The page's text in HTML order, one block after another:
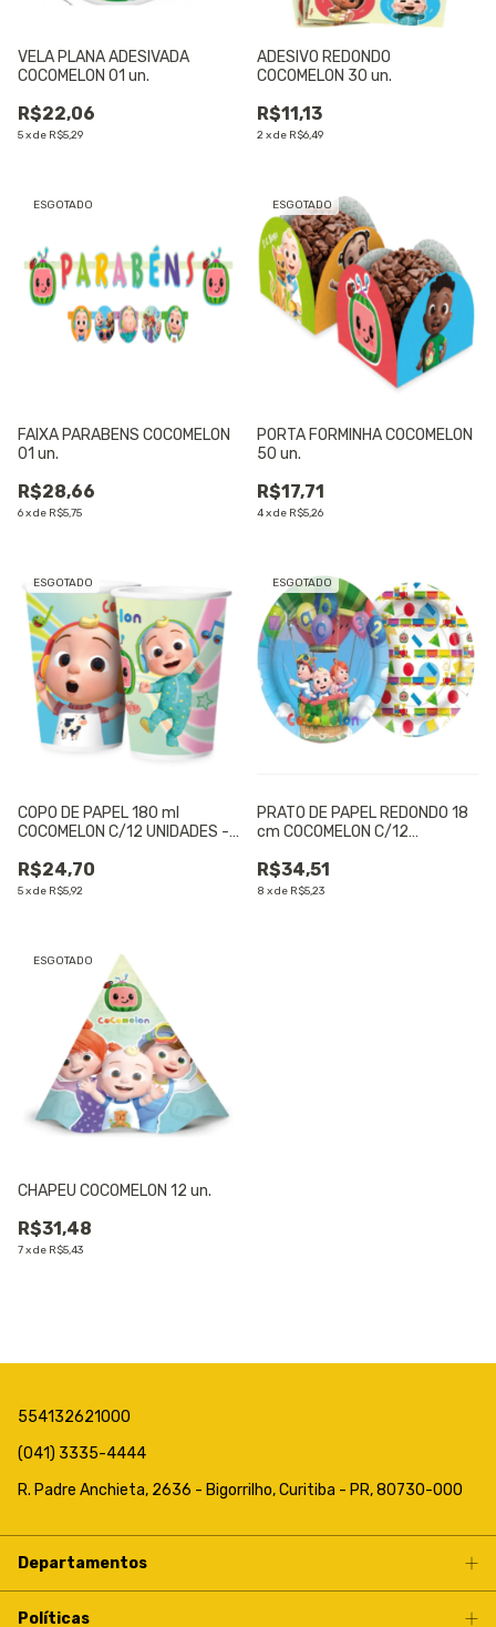
VELA PLANA ADESIVADA
COCOMELON 01 un.
R$22,06
5xde R$5,29
ADESIVO REDONDO
COCOMELON 30 un.
R$11,13
2xde R$6,49
ESGOTADO
FAIXA PARABENS COCOMELON
01 un.
R$28,66
6xde R$5,75
ESGOTADO
PORTA FORMINHA COCOMELON
50 un.
R$17,71
4xde R$5,26
ESGOTADO
COPO DE PAPEL 180 ml
COCOMELON C/12 UNIDADES -
R$24,70
5xde R$5,92
ESGOTADO
PRATO DE PAPEL REDONDO 18
cm COCOMELON C/12
R$34,51
8 xde R$5,23
ESGOTADO
CHAPEU COCOMELON 12 un.
R$31,48
7xde R$5,43
554132621000
(041) 3335-4444
R. Padre Anchieta, 2636 - Bigorrilho, Curitiba - PR, 80730-000
Departamentos
Políticas